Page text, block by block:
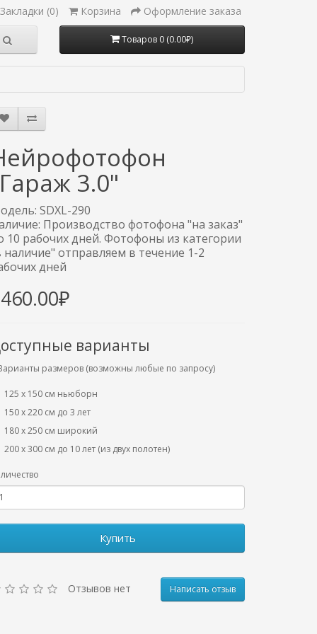
Закладки (0) Корзина Оформление заказа
Товаров 0 (0.00₽)
3.0"
SDXL-290
Производство фотофона "на заказ"
10 рабочих дней. Фотофоны из категории
наличие" отправляем в течение 1-2
дней
варианты
размеров (возможны любые по запросу)
125 x 150 см ньюборн
150 х 220 см до 3 лет
180 х 250 см широкий
200 х 300 см до 10 лет (из двух полотен)
Купить
Отзывов нет Написать отзыв